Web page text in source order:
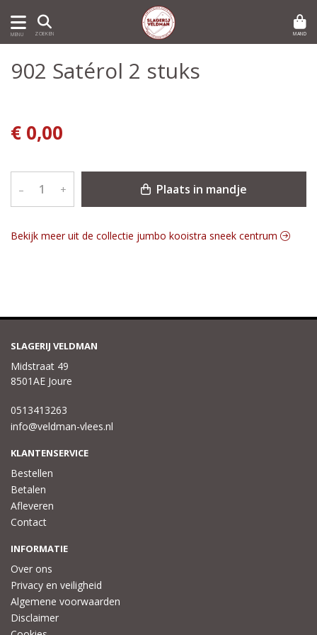
MENU ZOEKEN MAND
902 Satérol 2 stuks
€ 0,00
– + Plaats in mandje
Bekijk meer uit de collectie jumbo kooistra sneek centrum
SLAGERIJ VELDMAN
Midstraat 49
8501AE Joure
0513413263
info@veldman-vlees.nl
KLANTENSERVICE
Bestellen
Betalen
Afleveren
Contact
INFORMATIE
Over ons
Privacy en veiligheid
Algemene voorwaarden
Disclaimer